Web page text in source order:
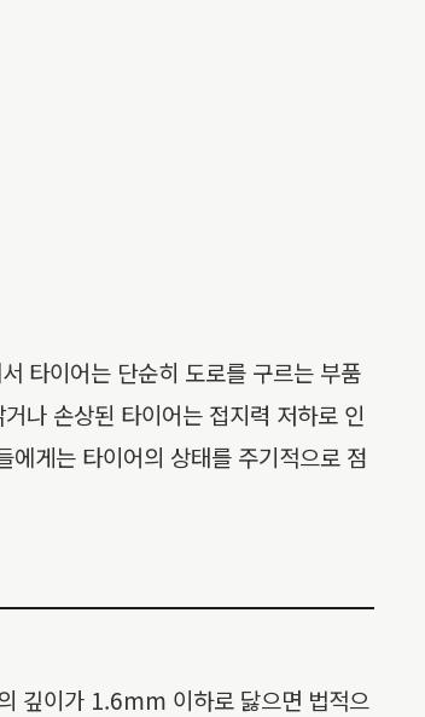
타이어는 단순히 도로를 구르는 부품
나 손상된 타이어는 접지력 저하로 인
게는 타이어의 상태를 주기적으로 점
깊이가 1.6mm 이하로 닳으면 법적으